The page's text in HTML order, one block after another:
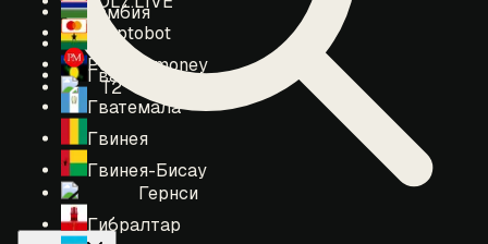
Гамбия
Гана
Гваделупа
Гватемала
Гвинея
Гвинея-Бисау
Гернси
Гибралтар
Cryptobot
Perfect money
T2